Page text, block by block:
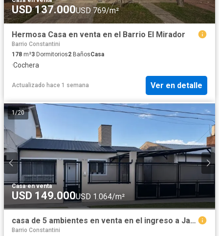
USD 137.000USD 769/m²
Hermosa Casa en venta en el Barrio El Mirador
Barrio Constantini
178 m²3 Dormitorios2 BañosCasa
·Cochera
Actualizado hace 1 semana Ver en detalle
1/20
Casa·en venta
USD 149.000USD 1.064/m²
casa de 5 ambientes en venta en el ingreso a Jauregui - Lujan
Barrio Constantini